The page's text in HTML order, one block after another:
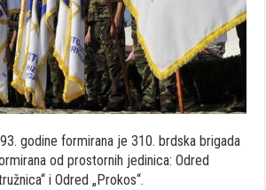
godine formirana je 310. brdska brigada
od prostornih jedinica: Odred
i Odred „Prokos“.